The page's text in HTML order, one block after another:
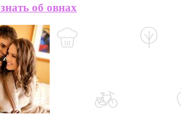
об овнах